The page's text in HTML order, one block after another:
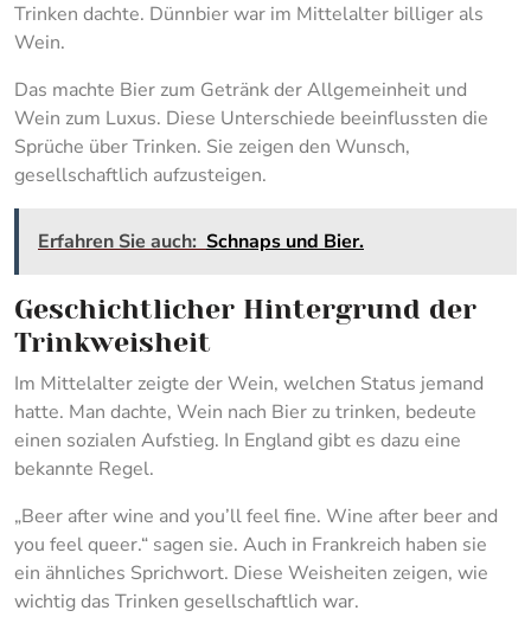
Trinken dachte. Dünnbier war im Mittelalter billiger als
Wein.
Das machte Bier zum Getränk der Allgemeinheit und
Wein zum Luxus. Diese Unterschiede beeinflussten die
Sprüche über Trinken. Sie zeigen den Wunsch,
gesellschaftlich aufzusteigen.
Erfahren Sie auch: Schnaps und Bier.
Geschichtlicher Hintergrund der
Trinkweisheit
Im Mittelalter zeigte der Wein, welchen Status jemand
hatte. Man dachte, Wein nach Bier zu trinken, bedeute
einen sozialen Aufstieg. In England gibt es dazu eine
bekannte Regel.
„Beer after wine and you’ll feel fine. Wine after beer and
you feel queer.“ sagen sie. Auch in Frankreich haben sie
ein ähnliches Sprichwort. Diese Weisheiten zeigen, wie
wichtig das Trinken gesellschaftlich war.